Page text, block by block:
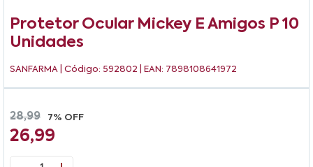
Protetor Ocular Mickey E Amigos P 10
Unidades
SANFARMA | Código: 592802 | EAN: 7898108641972
28,99 7% OFF
26,99